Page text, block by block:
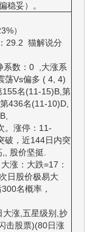
稳妥）。
）
29.2 猫解说分
系数：0 ,大涨系
Vs偏多 ( 4, 4)
名(11-15)B,第
436名(11-10)D,
。涨停：11-
破，近144日内突
股价坚挺.
涨：大跌=17：
日股价极易大
名概率，
大涨,五星级别,抄
击股票)(80日涨